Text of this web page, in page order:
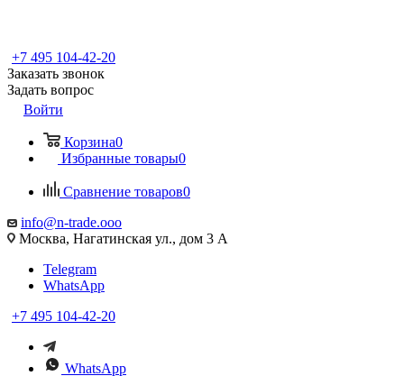
+7 495 104-42-20
Заказать звонок
Задать вопрос
Войти
Корзина0
Избранные товары0
Сравнение товаров0
info@n-trade.ooo
Москва, Нагатинская ул., дом 3 А
Telegram
WhatsApp
+7 495 104-42-20
WhatsApp